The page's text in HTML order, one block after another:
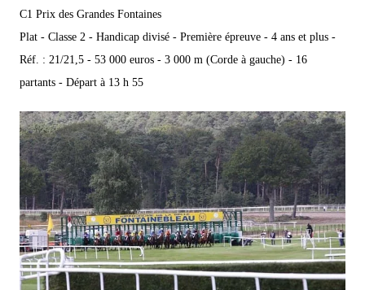
C1 Prix des Grandes Fontaines
Plat - Classe 2 - Handicap divisé - Première épreuve - 4 ans et plus -
Réf. : 21/21,5 - 53 000 euros - 3 000 m (Corde à gauche) - 16
partants - Départ à 13 h 55